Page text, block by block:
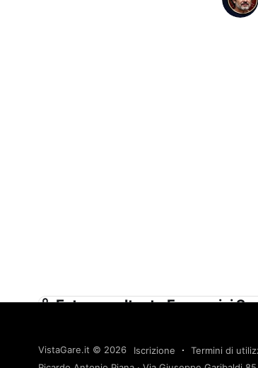
Ente appaltante Ferservizi
Dello Stato Italiane S.p.a.) in
VistaGare.it © 2026 Iscrizione Termini di